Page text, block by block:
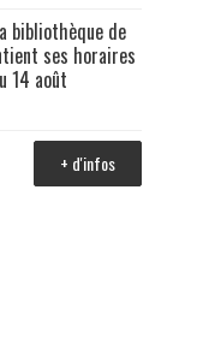
bibliothèque de
ses horaires
14 août
+ d'infos